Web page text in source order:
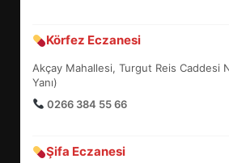
Körfez Eczanesi
Akçay Mahallesi, Turgut Reis Caddesi
Yanı)
0266 384 55 66
Şifa Eczanesi
6
TURNUVASI
DEĞİŞTİRİYOR?
YENİ YÖNETİM